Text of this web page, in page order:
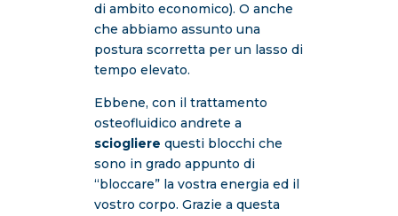
di ambito economico). O anche
che abbiamo assunto una
postura scorretta per un lasso di
tempo elevato.
Ebbene, con il trattamento
osteofluidico andrete a
sciogliere questi blocchi che
sono in grado appunto di
“bloccare” la vostra energia ed il
vostro corpo. Grazie a questa